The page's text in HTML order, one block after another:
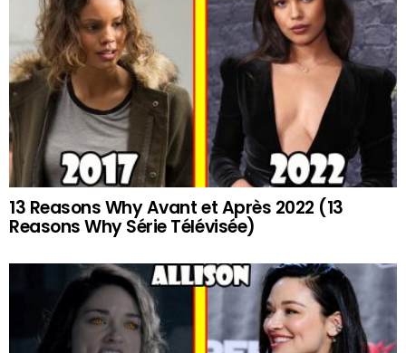
13 Reasons Why Avant et Après 2022 (13
Reasons Why Série Télévisée)